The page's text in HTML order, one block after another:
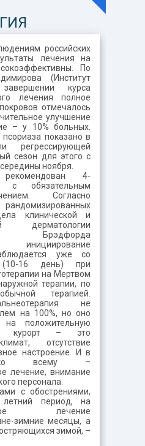
российских
лечения на
По
(Институт
курса
лечения полное
отмечалось
улучшение
– у 10% больных.
показано в
регрессирующей
сезон для этого с
ноября.
4-
с обязательным
Согласно
клинической и
дерматологии
Брэдфорда
инициирование
уже со
16 день) при
на Мертвом
терапии, по
терапией.
не
на 100%, но оно
положительную
курорт – это
отсутствие
настроение. И в
ко всему –
лечение, внимание
персонала.
с обострениями,
период, на
лечение
зимние месяцы, а
зимой, –